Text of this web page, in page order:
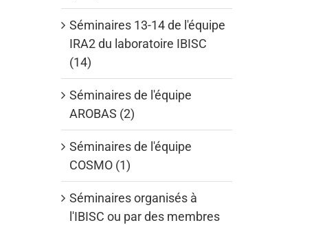
Séminaires 13-14 de l'équipe
IRA2 du laboratoire IBISC
(14)
Séminaires de l'équipe
AROBAS (2)
Séminaires de l'équipe
COSMO (1)
Séminaires organisés à
l'IBISC ou par des membres